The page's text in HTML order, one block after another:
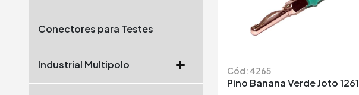
Conectores para Testes
Industrial Multipolo Cód: 4265
Pino Banana Verde Joto 1261